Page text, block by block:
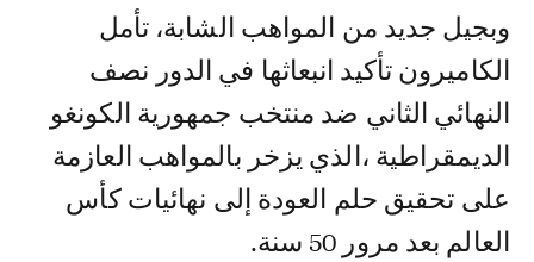
وبجيل جديد من المواهب الشابة، تأمل
الكاميرون تأكيد انبعاثها في الدور نصف
النهائي الثاني ضد منتخب جمهورية الكونغو
الديمقراطية ،الذي يزخر بالمواهب العازمة
على تحقيق حلم العودة إلى نهائيات كأس
العالم بعد مرور 50 سنة.